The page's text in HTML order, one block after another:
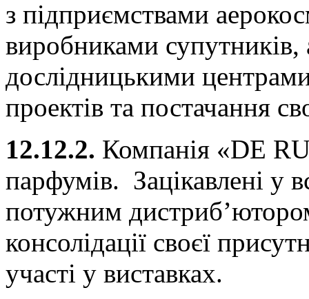
з підприємствами
виробниками супутників,
дослідницькими
проектів та постачання
12.12.2. Компанія «DE
парфумів. Зацікавлені у
потужним
консолідації своєї
участі у виставках.